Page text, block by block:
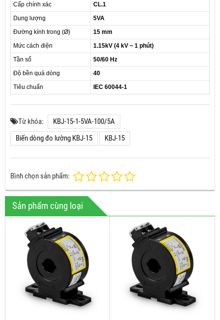
Cấp chính xác
CL.1
Dung lượng
5VA
Đường kính trong (Ø)
15 mm
Mức cách điện
1.15kV (4 kV ~ 1 phút)
Tần số
50/60 Hz
Độ bền quá dòng
40
Tiêu chuẩn
IEC 60044-1
Từ khóa:
KBJ-15-1-5VA-100/5A
Biến dòng đo lường KBJ-15
KBJ-15
Bình chọn sản phẩm:
Sản phẩm cùng loại